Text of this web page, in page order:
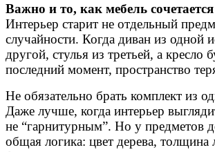
Важно и то, как мебель
Интерьер старит не отдельный
случайности. Когда диван из одной
другой, стулья из третьей, а кресло
последний момент, пространство
Не обязательно брать комплект из
Даже лучше, когда интерьер
не “гарнитурным”. Но у предметов
общая логика: цвет дерева, толщина